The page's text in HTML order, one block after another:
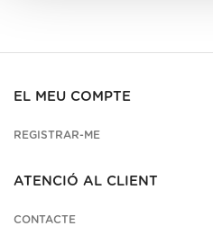
EL MEU COMPTE
REGISTRAR-ME
ATENCIÓ AL CLIENT
CONTACTE